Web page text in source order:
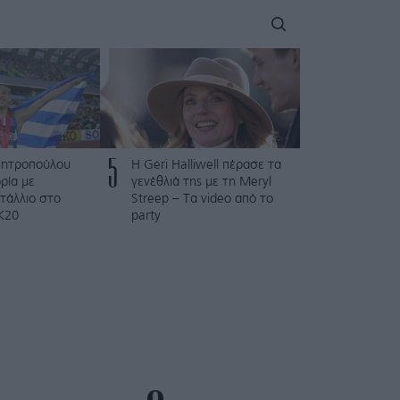
με
στο
5
Η Geri Halliwell πέρασε τα
γενέθλιά της με τη Meryl
Streep – Τα video από το
party